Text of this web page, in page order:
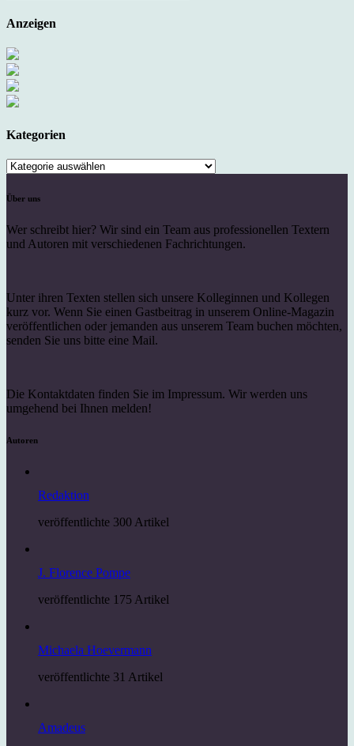
Anzeigen
Kategorien
Kategorien
Über uns
Wer schreibt hier? Wir sind ein Team aus professionellen Textern
und Autoren mit verschiedenen Fachrichtungen.
Unter ihren Texten stellen sich unsere Kolleginnen und Kollegen
kurz vor. Wenn Sie einen Gastbeitrag in unserem Online-Magazin
veröffentlichen oder jemanden aus unserem Team buchen möchten,
senden Sie uns bitte eine Mail.
Die Kontaktdaten finden Sie im Impressum. Wir werden uns
umgehend bei Ihnen melden!
Autoren
Redaktion
veröffentlichte 300 Artikel
J. Florence Pompe
veröffentlichte 175 Artikel
Michaela Hoevermann
veröffentlichte 31 Artikel
Amadeus